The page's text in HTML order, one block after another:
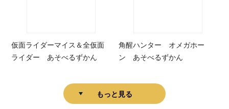
仮面ライダーマイス＆全仮面
ライダー あそべるずかん
角醒ハンター オメガホー
ン あそべるずかん
もっと見る